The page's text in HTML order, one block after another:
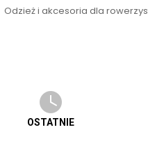
Odzież i akcesoria dla
OSTATNIE